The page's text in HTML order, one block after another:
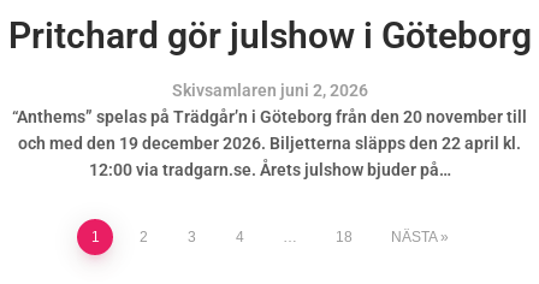
Pritchard gör julshow i Göteborg
Skivsamlaren juni 2, 2026
“Anthems” spelas på Trädgår’n i Göteborg från den 20 november till
och med den 19 december 2026. Biljetterna släpps den 22 april kl.
12:00 via tradgarn.se. Årets julshow bjuder på…
1 2 3 4 18 NÄSTA